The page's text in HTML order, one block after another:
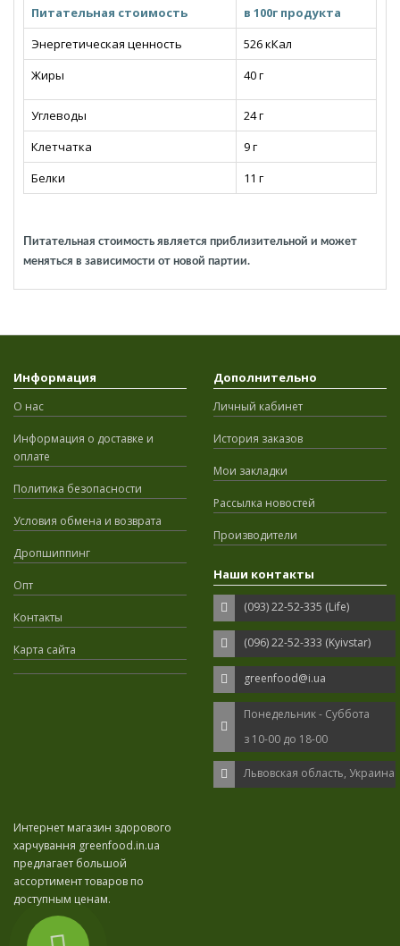
Питательная стоимость
в 100г продукта
Энергетическая ценность
526 кКал
Жиры
40г
Углеводы
24 г
Клетчатка
9 г
Белки
11 г
Питательная стоимость является приблизительной и может
меняться в зависимости от новой партии.
Информация
О нас
Информация о доставке и
оплате
Политика безопасности
Условия обмена и возврата
Дропшиппинг
Опт
Контакты
Карта сайта
Дополнительно
Личный кабинет
История заказов
Мои закладки
Рассылка новостей
Производители
Наши контакты
(093) 22-52-335 (Life)
(096) 22-52-333 (Kyivstar)
greenfood@i.ua
Понедельник - Суббота
з 10-00 до 18-00
Львовская область, Украина
Интернет магазин здорового
харчування greenfood.in.ua
предлагает большой
ассортимент товаров по
доступным ценам.